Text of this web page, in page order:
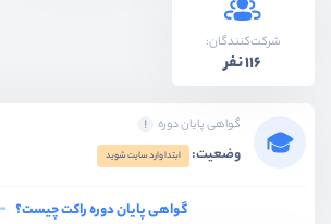
شرکت‌کنندگان:
116 نفر
گواهی پایان دوره
وضعیت: ابتدا وارد سایت شوید
گواهی پایان دوره راکت چیست؟